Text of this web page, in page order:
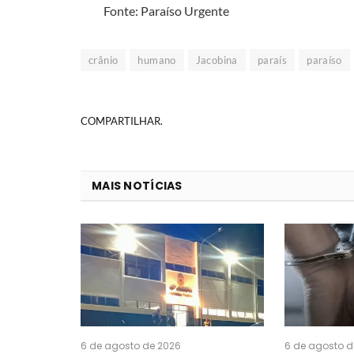
Fonte: Paraíso Urgente
crânio humano Jacobina paraís paraíso
COMPARTILHAR.
MAIS NOTÍCIAS
6 de agosto de 2026 6 de agosto